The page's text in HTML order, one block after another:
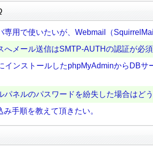
専用で使いたいが、Webmail（
へメール送信はSMTP-AUTHの認証が必
インストールしたphpMyAdminからDBサ
パネルのパスワードを紛失した場合はど
み手順を教えて頂きたい。